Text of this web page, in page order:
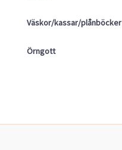
Väskor/kassar/plånböcker
Örngott